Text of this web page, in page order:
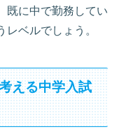
既に中で勤務してい
ベルでしょう。
える中学入試